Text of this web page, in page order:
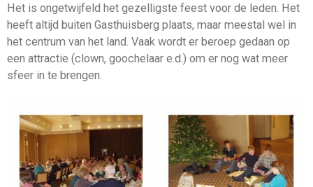
Het is ongetwijfeld het gezelligste feest voor de leden. Het
heeft altijd buiten Gasthuisberg plaats, maar meestal wel in
het centrum van het land. Vaak wordt er beroep gedaan op
een attractie (clown, goochelaar e.d.) om er nog wat meer
sfeer in te brengen.